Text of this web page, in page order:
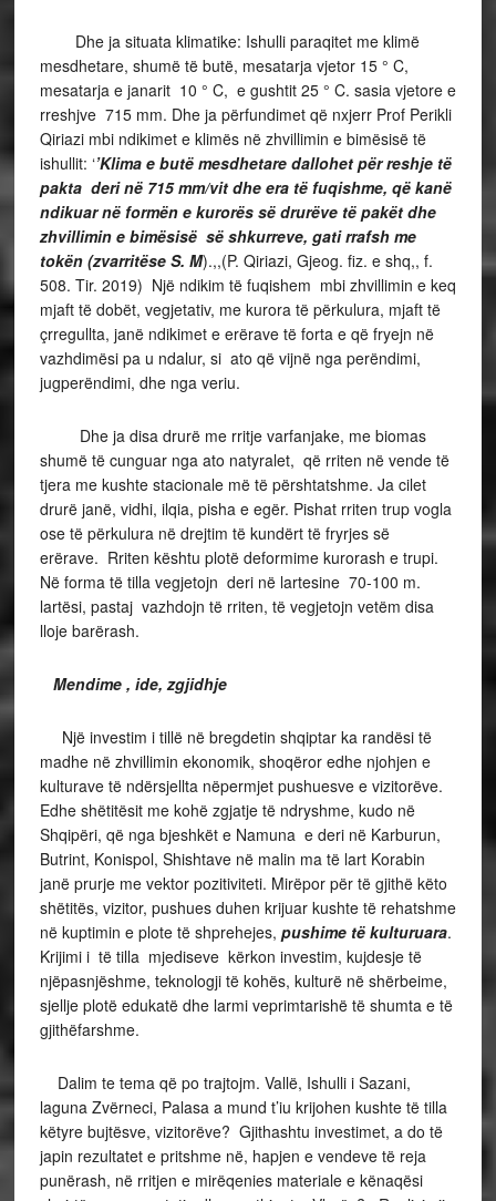
Dhe ja situata klimatike: Ishulli paraqitet me klimë
mesdhetare, shumë të butë, mesatarja vjetor 15 ° C,
mesatarja e janarit 10 ° C, e gushtit 25 ° C. sasia vjetore e
rreshjve 715 mm. Dhe ja përfundimet që nxjerr Prof Perikli
Qiriazi mbi ndikimet e klimës në zhvillimin e bimësisë të
ishullit: ‘’Klima e butë mesdhetare dallohet për reshje të
pakta deri në 715 mm/vit dhe era të fuqishme, që kanë
ndikuar në formën e kurorës së drurëve të pakët dhe
zhvillimin e bimësisë së shkurreve, gati rrafsh me
tokën (zvarritëse S. M).,,(P. Qiriazi, Gjeog. fiz. e shq,, f.
508. Tir. 2019) Një ndikim të fuqishem mbi zhvillimin e keq
mjaft të dobët, vegjetativ, me kurora të përkulura, mjaft të
çrregullta, janë ndikimet e erërave të forta e që fryejn në
vazhdimësi pa u ndalur, si ato që vijnë nga perëndimi,
jugperëndimi, dhe nga veriu.
Dhe ja disa drurë me rritje varfanjake, me biomas
shumë të cunguar nga ato natyralet, që rriten në vende të
tjera me kushte stacionale më të përshtatshme. Ja cilet
drurë janë, vidhi, ilqia, pisha e egër. Pishat rriten trup vogla
ose të përkulura në drejtim të kundërt të fryrjes së
erërave. Rriten kështu plotë deformime kurorash e trupi.
Në forma të tilla vegjetojn deri në lartesine 70-100 m.
lartësi, pastaj vazhdojn të rriten, të vegjetojn vetëm disa
lloje barërash.
Mendime , ide, zgjidhje
Një investim i tillë në bregdetin shqiptar ka randësi të
madhe në zhvillimin ekonomik, shoqëror edhe njohjen e
kulturave të ndërsjellta nëpermjet pushuesve e vizitorëve.
Edhe shëtitësit me kohë zgjatje të ndryshme, kudo në
Shqipëri, që nga bjeshkët e Namuna e deri në Karburun,
Butrint, Konispol, Shishtave në malin ma të lart Korabin
janë prurje me vektor pozitiviteti. Mirëpor për të gjithë këto
shëtitës, vizitor, pushues duhen krijuar kushte të rehatshme
në kuptimin e plote të shprehejes, pushime të kulturuara.
Krijimi i të tilla mjediseve kërkon investim, kujdesje të
njëpasnjëshme, teknologji të kohës, kulturë në shërbeime,
sjellje plotë edukatë dhe larmi veprimtarishë të shumta e të
gjithëfarshme.
Dalim te tema që po trajtojm. Vallë, Ishulli i Sazani,
laguna Zvërneci, Palasa a mund t’iu krijohen kushte të tilla
këtyre bujtësve, vizitorëve? Gjithashtu investimet, a do të
japin rezultatet e pritshme në, hapjen e vendeve të reja
punërash, në rritjen e mirëqenies materiale e kënaqësi